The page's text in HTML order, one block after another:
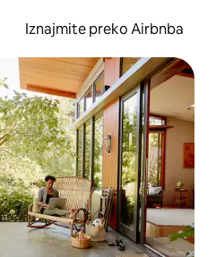
Iznajmite preko Airbnba